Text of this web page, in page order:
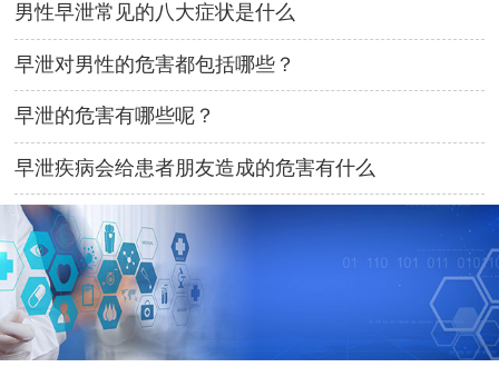
男性早泄常见的八大症状是什么
早泄对男性的危害都包括哪些？
早泄的危害有哪些呢？
早泄疾病会给患者朋友造成的危害有什么